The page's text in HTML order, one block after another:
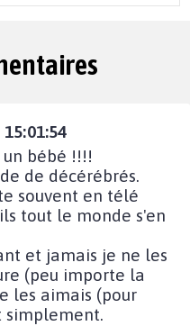
bébé !!!!
de décérébrés.
souvent en télé
tout le monde s'en
et jamais je ne les
(peu importe la
les aimais (pour
simplement.